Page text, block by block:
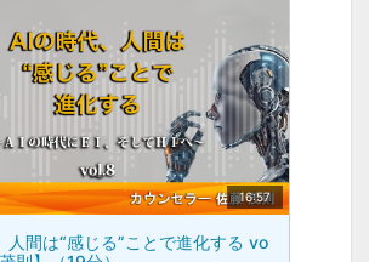
16:57
人間は“感じる”ことで進化する vo